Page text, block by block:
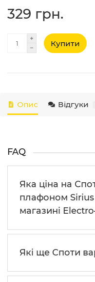
329 грн.
Купити
Опис Відгуки
FAQ
Яка ціна на
плафоном Sirius
магазині
Які ще Споти